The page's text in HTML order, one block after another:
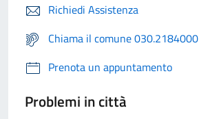
Richiedi Assistenza
Chiama il comune 030.2184000
Prenota un appuntamento
Problemi in città